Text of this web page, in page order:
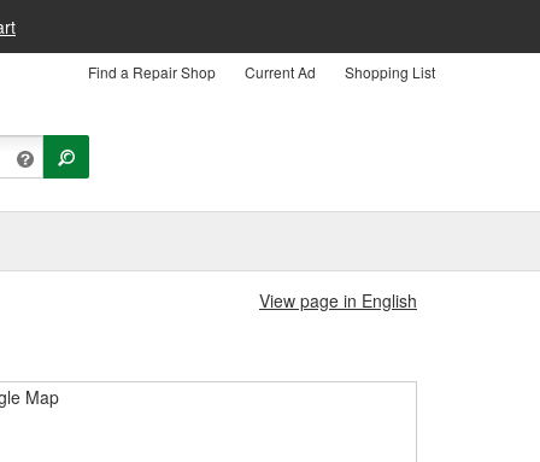
Find a Repair Shop Current Ad Shopping List
View page in English